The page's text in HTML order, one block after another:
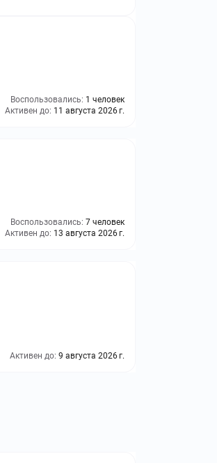
Воспользовались: 1 человек
Активен до: 11 августа 2026 г.
Воспользовались: 7 человек
Активен до: 13 августа 2026 г.
Активен до: 9 августа 2026 г.